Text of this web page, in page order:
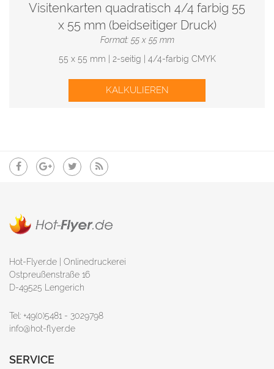
Visitenkarten quadratisch 4/4 farbig 55
x 55 mm (beidseitiger Druck)
Format: 55 x 55 mm
55 x 55 mm | 2-seitig | 4/4-farbig CMYK
KALKULIEREN
Hot-Flyer.de | Onlinedruckerei
Ostpreußenstraße 16
D-49525 Lengerich
Tel: +49(0)5481 - 3029798
info@hot-flyer.de
SERVICE